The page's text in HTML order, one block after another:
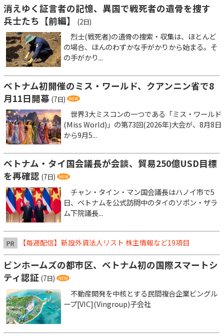
消えゆく証言者の記憶、異国で戦死者の遺骨を捜す
兵士たち【前編】
(2日)
烈士(戦死者)の遺骨の捜索・収集は、ほとんど
の場合、ほんのわずかな手がかりから始まる。そ
の手がかり...
ベトナム初開催のミス・ワールド、クアンニン省で8
月11日開幕 (7日)
世界3大ミスコンの一つである「ミス・ワールド
(Miss World)」の第73回(2026年)大会が、8月8日
から9月5...
ベトナム・タイ国会議長が会談、貿易250億USD目標
を再確認 (7日)
チャン・タイン・マン国会議長はハノイ市で5
日、ベトナムを公式訪問中のタイのソポン・ザラ
ム下院議長...
PR 【毎週配信】新設外資法人リスト 株主情報など19項目
ビンホームズの都市区、ベトナム初の国際スマートシ
ティ認証 (7日)
不動産開発を中核とする民間複合企業ビングル
ープ[VIC](Vingroup)子会社